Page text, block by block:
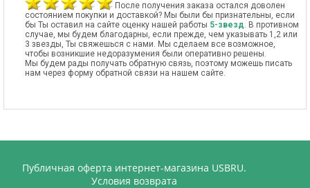
После получения заказа остался доволен
состоянием покупки и доставкой? Мы были бы признательны, если
бы Ты оставил на сайте оценку нашей работы 5-звезд. В противном
случае, мы будем благодарны, если прежде, чем указывать 1,2 или
3 звезды, Ты свяжешься с нами. Мы сделаем все возможное,
чтобы возникшие недоразумения были оперативно решены.
Мы будем рады получать обратную связь, поэтому можешь писать
нам через форму обратной связи на нашем сайте.
Публичная оферта интернет-магазина USBRU.
Условия возврата